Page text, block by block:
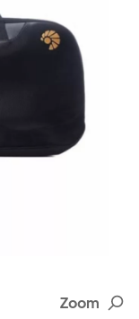
Zoom